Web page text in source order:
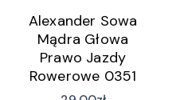
Alexander Sowa
Mądra Głowa
Prawo Jazdy
Rowerowe 0351